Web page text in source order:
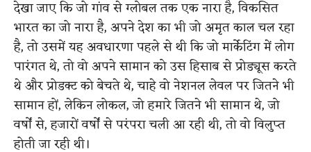
देखा जाए कि जो गांव से ग्लोबल तक एक नारा है, विकसित
भारत का जो नारा है, अपने देश का भी जो अमृत काल चल रहा
है, तो उसमें यह अवधारणा पहले से थी कि जो मार्केटिंग में लोग
पारंगत थे, तो वो अपने सामान को उस हिसाब से प्रोड्यूस करते
थे और प्रोडक्ट को बेचते थे, चाहे वो नेशनल लेवल पर जितने भी
सामान हों, लेकिन लोकल, जो हमारे जितने भी सामान थे, जो
वर्षों से, हजारों वर्षों से परंपरा चली आ रही थी, तो वो विलुप्त
होती जा रही थी।